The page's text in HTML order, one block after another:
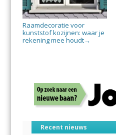
Raamdecoratie voor
kunststof kozijnen: waar je
rekening mee houdt→
Recent nieuws